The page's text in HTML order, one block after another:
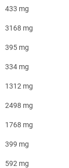
433 mg
3168 mg
395 mg
334 mg
1312 mg
2498 mg
1768 mg
399 mg
592 mg